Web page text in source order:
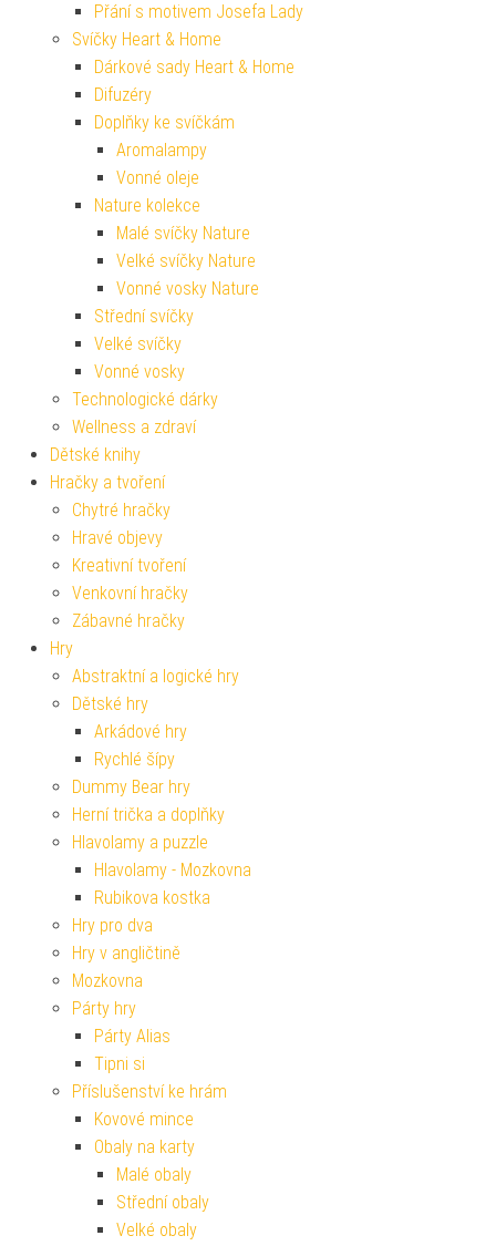
Přání s motivem Josefa Lady
Svíčky Heart & Home
Dárkové sady Heart & Home
Difuzéry
Doplňky ke svíčkám
Aromalampy
Vonné oleje
Nature kolekce
Malé svíčky Nature
Velké svíčky Nature
Vonné vosky Nature
Střední svíčky
Velké svíčky
Vonné vosky
Technologické dárky
Wellness a zdraví
Dětské knihy
Hračky a tvoření
Chytré hračky
Hravé objevy
Kreativní tvoření
Venkovní hračky
Zábavné hračky
Hry
Abstraktní a logické hry
Dětské hry
Arkádové hry
Rychlé šípy
Dummy Bear hry
Herní trička a doplňky
Hlavolamy a puzzle
Hlavolamy - Mozkovna
Rubikova kostka
Hry pro dva
Hry v angličtině
Mozkovna
Párty hry
Párty Alias
Tipni si
Příslušenství ke hrám
Kovové mince
Obaly na karty
Malé obaly
Střední obaly
Velké obaly